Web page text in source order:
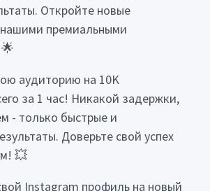
Откройте новые
премиальными
аудиторию на 10K
за 1 час! Никакой задержки,
- только быстрые и
Доверьте свой успех
💥
Instagram профиль на новый